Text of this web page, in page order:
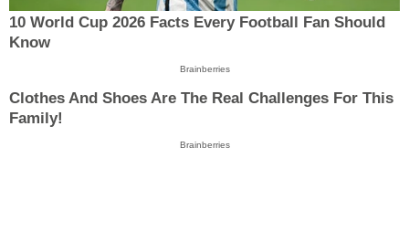
10 World Cup 2026 Facts Every Football Fan Should
Know
Brainberries
Clothes And Shoes Are The Real Challenges For This
Family!
Brainberries